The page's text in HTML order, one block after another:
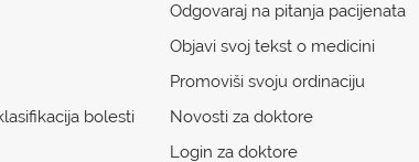
bolesti
Odgovaraj na pitanja pacijenata
Objavi svoj tekst o medicini
Promoviši svoju ordinaciju
Novosti za doktore
Login za doktore